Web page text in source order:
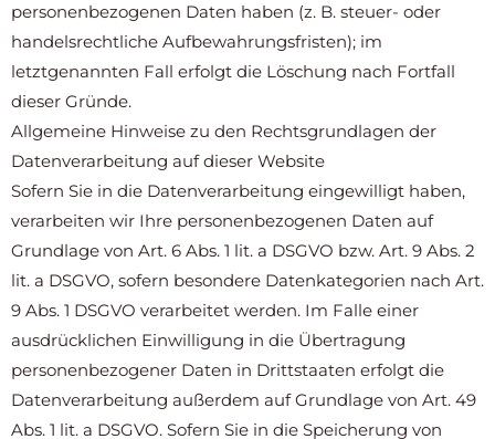
personenbezogenen Daten haben (z. B. steuer- oder
handelsrechtliche Aufbewahrungsfristen); im
letztgenannten Fall erfolgt die Löschung nach Fortfall
dieser Gründe.
Allgemeine Hinweise zu den Rechtsgrundlagen der
Datenverarbeitung auf dieser Website
Sofern Sie in die Datenverarbeitung eingewilligt haben,
verarbeiten wir Ihre personenbezogenen Daten auf
Grundlage von Art. 6 Abs. 1 lit. a DSGVO bzw. Art. 9 Abs. 2
lit. a DSGVO, sofern besondere Datenkategorien nach Art.
9 Abs. 1 DSGVO verarbeitet werden. Im Falle einer
ausdrücklichen Einwilligung in die Übertragung
personenbezogener Daten in Drittstaaten erfolgt die
Datenverarbeitung außerdem auf Grundlage von Art. 49
Abs. 1 lit. a DSGVO. Sofern Sie in die Speicherung von